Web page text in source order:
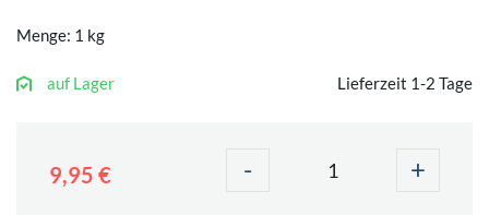
Menge: 1 kg
auf Lager Lieferzeit 1-2 Tage
9,95 € - +